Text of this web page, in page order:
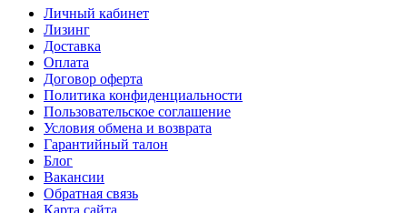
Личный кабинет
Лизинг
Доставка
Оплата
Договор оферта
Политика конфиденциальности
Пользовательское соглашение
Условия обмена и возврата
Гарантийный талон
Блог
Вакансии
Обратная связь
Карта сайта